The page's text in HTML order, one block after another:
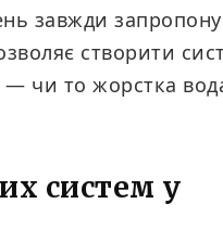
завжди
створити
— чи то жорстка
систем у